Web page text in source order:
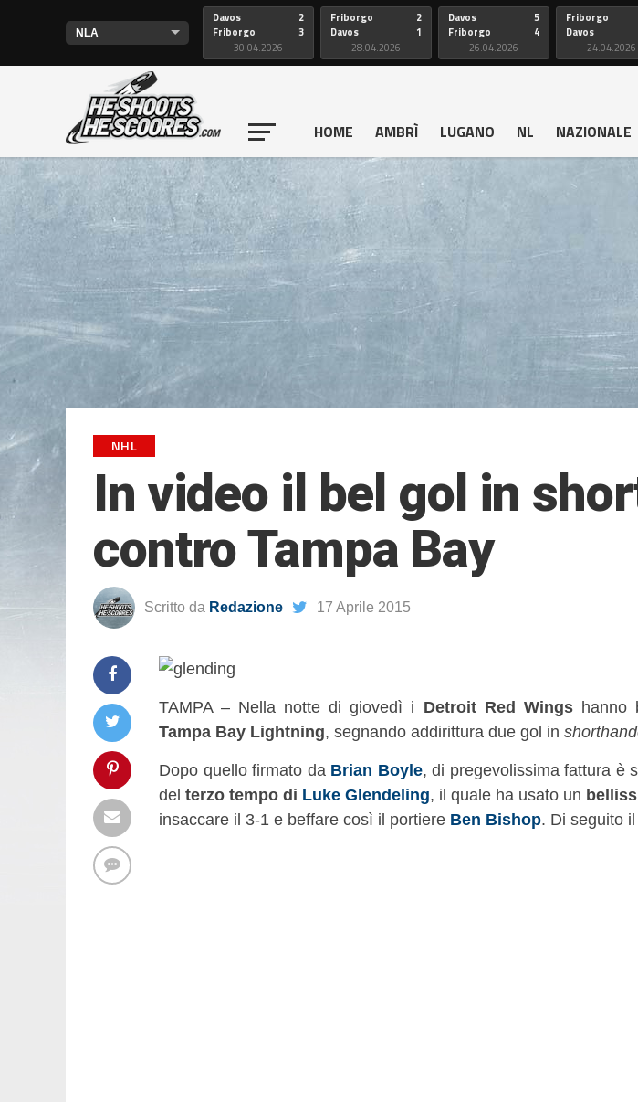
Davos
Friborgo
2
3
30.04.2026
Friborgo
Davos
2
1
28.04.2026
Davos
Friborgo
5
4
26.04.2026
Friborgo
Davos
24.04.2026
HOME AMBRÌ LUGANO NL NAZIONALE
NHL
In video il bel gol in
contro Tampa Bay
Scritto da Redazione 17 Aprile 2015
TAMPA – Nella notte di giovedì i Detroit Red Wingshanno
Tampa Bay Lightning, segnando addirittura due gol in
Dopo quello firmato da Brian Boyle, di pregevolissima fattura è
del terzo tempo di Luke Glendeling, il quale ha usato un
insaccare il 3-1 e beffare così il portiere Ben Bishop. Di seguito